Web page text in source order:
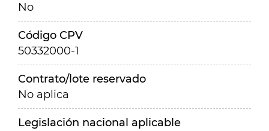
No
Código CPV
50332000-1
Contrato/lote reservado
No aplica
Legislación nacional aplicable